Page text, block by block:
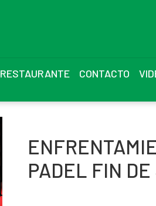
RESTAURANTE CONTACTO
PADEL FIN